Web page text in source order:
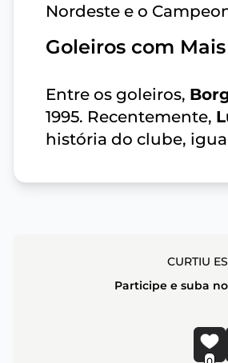
Nordeste e o
Goleiros com
Entre os goleiros,
1995. Recentemente,
história do clube,
CURTIU
Participe e suba